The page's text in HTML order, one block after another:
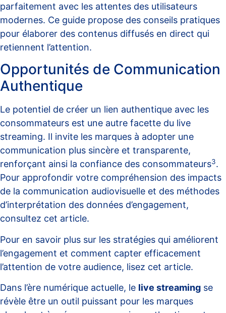
parfaitement avec les attentes des utilisateurs
modernes. Ce guide propose des conseils pratiques
pour élaborer des contenus diffusés en direct qui
retiennent l’attention.
Opportunités de Communication
Authentique
Le potentiel de créer un lien authentique avec les
consommateurs est une autre facette du live
streaming. Il invite les marques à adopter une
communication plus sincère et transparente,
renforçant ainsi la confiance des consommateurs3.
Pour approfondir votre compréhension des impacts
de la communication audiovisuelle et des méthodes
d’interprétation des données d’engagement,
consultez cet article.
Pour en savoir plus sur les stratégies qui améliorent
l’engagement et comment capter efficacement
l’attention de votre audience, lisez cet article.
Dans l’ère numérique actuelle, le live streaming se
révèle être un outil puissant pour les marques